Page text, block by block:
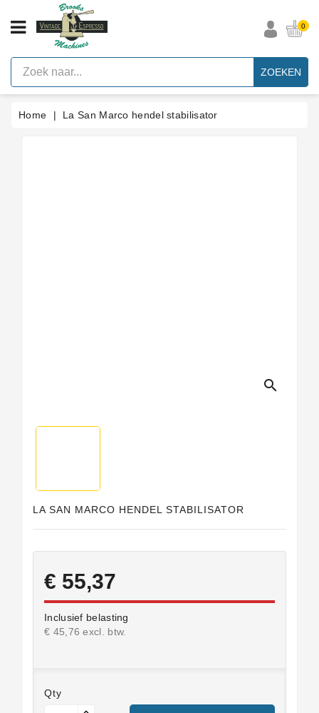
CATEGORIE
Vintage
Espresso
Machines
E61
0
ZOEKEN
Home La San Marco hendel stabilisator
search
LA SAN MARCO HENDEL STABILISATOR
€ 55,37
Inclusief belasting
€ 45,76 excl. btw.
Qty